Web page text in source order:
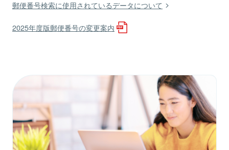
郵便番号検索に使用されているデータについて
2025年度版郵便番号の変更案内